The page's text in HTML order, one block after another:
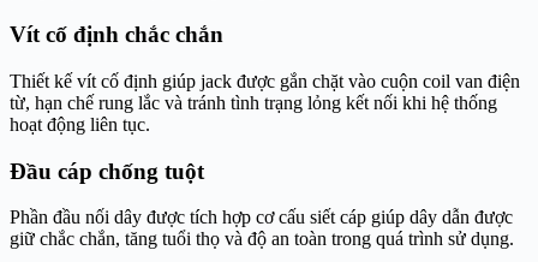
Vít cố định chắc chắn
Thiết kế vít cố định giúp jack được gắn chặt vào cuộn coil van điện
từ, hạn chế rung lắc và tránh tình trạng lỏng kết nối khi hệ thống
hoạt động liên tục.
Đầu cáp chống tuột
Phần đầu nối dây được tích hợp cơ cấu siết cáp giúp dây dẫn được
giữ chắc chắn, tăng tuổi thọ và độ an toàn trong quá trình sử dụng.